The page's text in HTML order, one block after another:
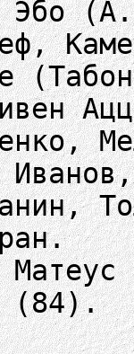
Эбо
(84).